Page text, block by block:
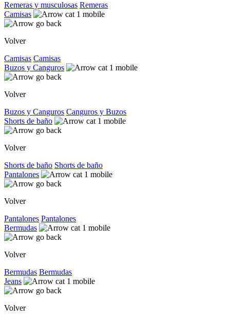
Remeras y musculosas Remeras
Camisas
Volver
Camisas Camisas
Buzos y Canguros
Volver
Buzos y Canguros Canguros y Buzos
Shorts de baño
Volver
Shorts de baño Shorts de baño
Pantalones
Volver
Pantalones Pantalones
Bermudas
Volver
Bermudas Bermudas
Jeans
Volver